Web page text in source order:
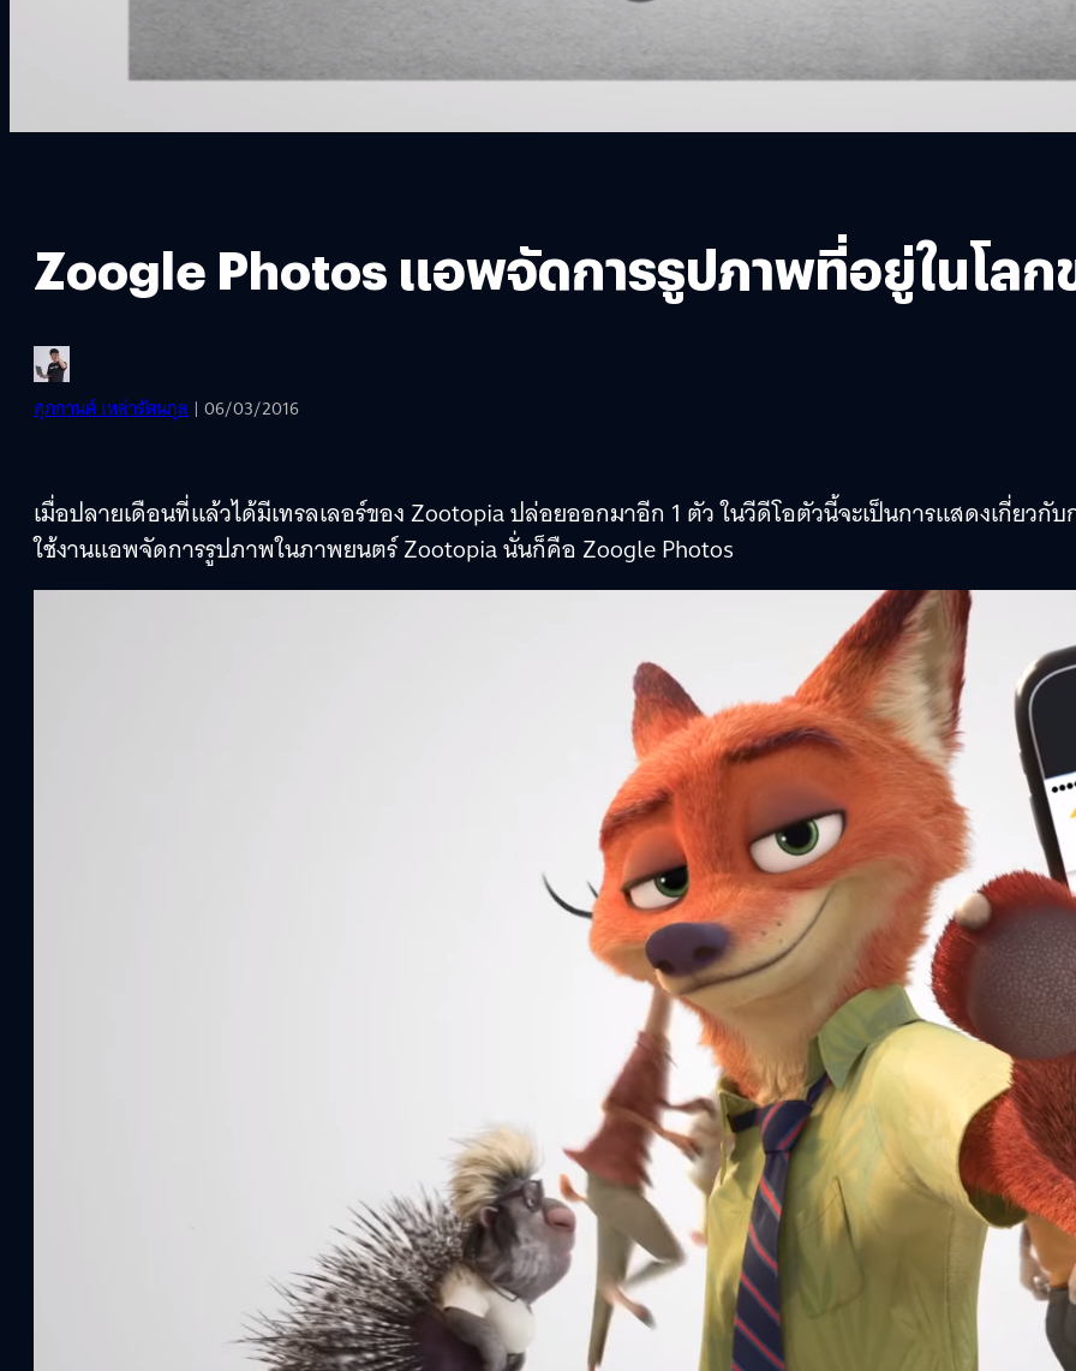
Zoogle Photos แอพจัดการรูปภาพที่อยู่ในโล
ศุภกานต์ เหล่ารัตนกุล | 06/03/2016
เมื่อปลายเดือนที่แล้วได้มีเทรลเลอร์ของ Zootopia ปล่อยออกมาอีก 1 ตัว ในวีดีโอตัวนี้จะเป็นการแสดงเกี่ยวกับ
ใช้งานแอพจัดการรูปภาพในภาพยนตร์ Zootopia นั่นก็คือ Zoogle Photos